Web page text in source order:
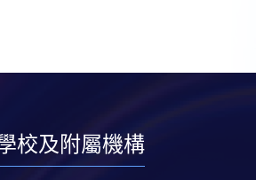
校及附屬機構